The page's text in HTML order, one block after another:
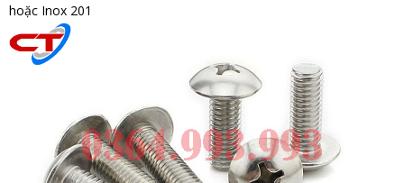
hoặc Inox 201